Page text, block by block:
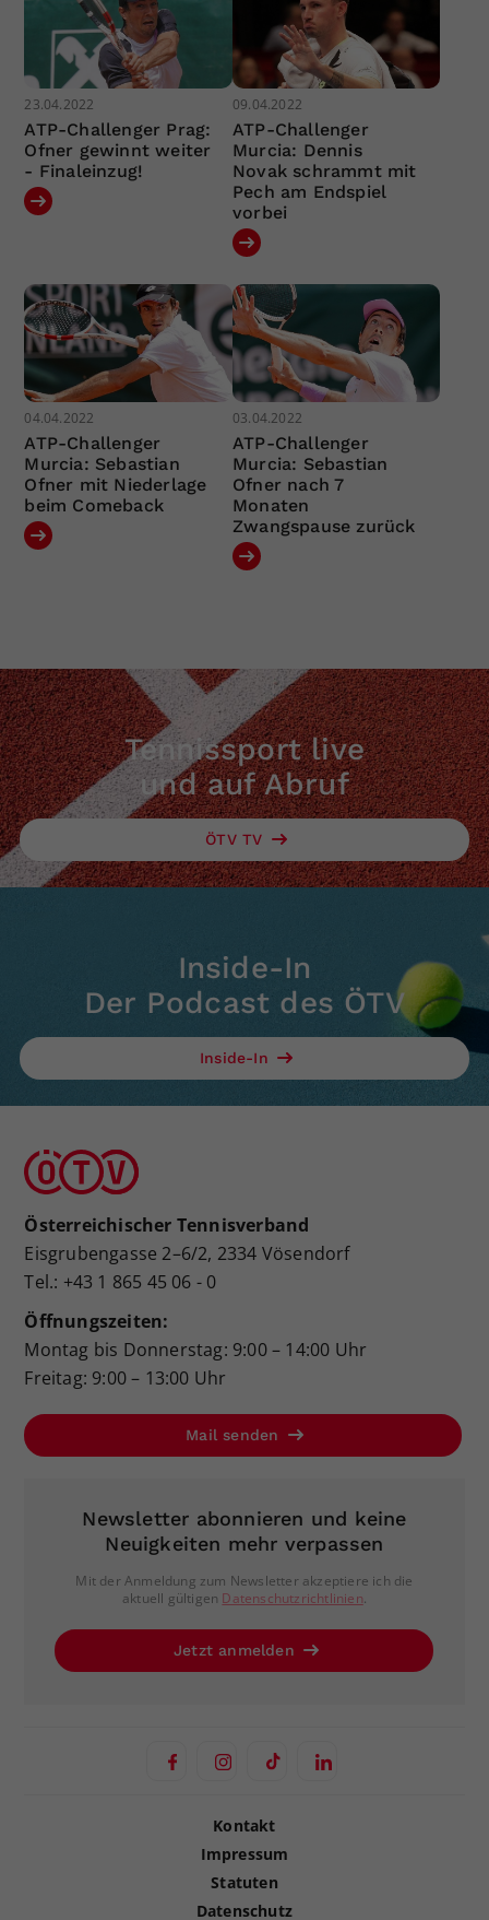
23.04.2022
ATP-Challenger Prag:
Ofner gewinnt weiter
- Finaleinzug!
09.04.2022
ATP-Challenger
Murcia: Dennis
Novak schrammt mit
Pech am Endspiel
vorbei
04.04.2022
ATP-Challenger
Murcia: Sebastian
Ofner mit Niederlage
beim Comeback
03.04.2022
ATP-Challenger
Murcia: Sebastian
Ofner nach 7
Monaten
Zwangspause zurück
Tennissport live
und auf Abruf
ÖTV TV
Inside-In
Der Podcast des ÖTV
Inside-In
Österreichischer Tennisverband
Eisgrubengasse 2–6/2, 2334 Vösendorf
Tel.: +43 1 865 45 06 - 0
Öffnungszeiten:
Montag bis Donnerstag: 9:00 – 14:00 Uhr
Freitag: 9:00 – 13:00 Uhr
Mail senden
Newsletter abonnieren und keine
Neuigkeiten mehr verpassen
Mit der Anmeldung zum Newsletter akzeptiere ich die
aktuell gültigen Datenschutzrichtlinien.
Jetzt anmelden
Kontakt
Impressum
Statuten
Datenschutz